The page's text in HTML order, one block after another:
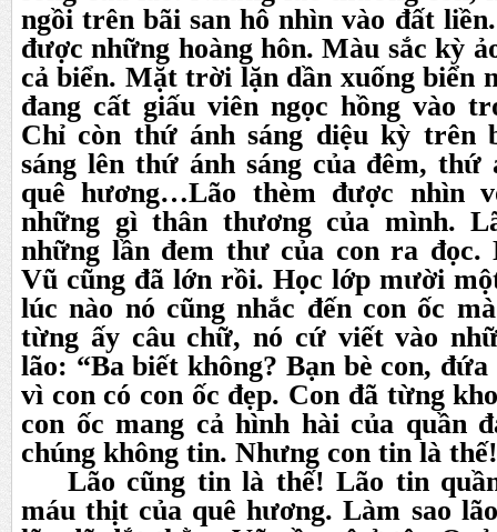
ngồi trên bãi san hô nhìn vào đất
được những hoàng hôn. Màu sắc kỳ
cả biển. Mặt trời lặn dần xuống biển
đang cất giấu viên ngọc hồng vào
Chỉ còn thứ ánh sáng diệu kỳ trên
sáng lên thứ ánh sáng của đêm, thứ
quê hương…Lão thèm được nhìn
những gì thân thương của mình.
những lần đem thư của con ra đọc.
Vũ cũng đã lớn rồi. Học lớp mười
lúc nào nó cũng nhắc đến con ốc
từng ấy câu chữ, nó cứ viết vào
lão: “Ba biết không? Bạn bè con,
vì con có con ốc đẹp. Con đã từng
con ốc mang cả hình hài của quần
chúng không tin. Nhưng con tin là
Lão cũng tin là thế! Lão tin quần
máu thịt của quê hương. Làm sao